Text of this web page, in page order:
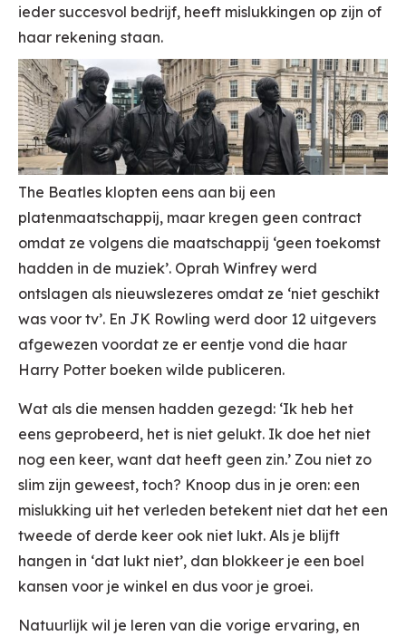
ieder succesvol bedrijf, heeft mislukkingen op zijn of
haar rekening staan.
The Beatles klopten eens aan bij een
platenmaatschappij, maar kregen geen contract
omdat ze volgens die maatschappij ‘geen toekomst
hadden in de muziek’. Oprah Winfrey werd
ontslagen als nieuwslezeres omdat ze ‘niet geschikt
was voor tv’. En JK Rowling werd door 12 uitgevers
afgewezen voordat ze er eentje vond die haar
Harry Potter boeken wilde publiceren.
Wat als die mensen hadden gezegd: ‘Ik heb het
eens geprobeerd, het is niet gelukt. Ik doe het niet
nog een keer, want dat heeft geen zin.’ Zou niet zo
slim zijn geweest, toch? Knoop dus in je oren: een
mislukking uit het verleden betekent niet dat het een
tweede of derde keer ook niet lukt. Als je blijft
hangen in ‘dat lukt niet’, dan blokkeer je een boel
kansen voor je winkel en dus voor je groei.
Natuurlijk wil je leren van die vorige ervaring, en